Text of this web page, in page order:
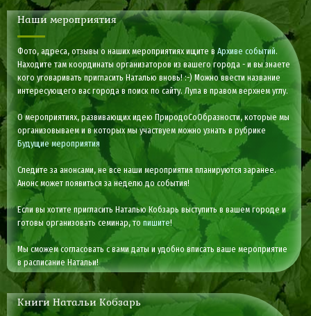
Наши мероприятия
Фото, адреса, отзывы о наших мероприятиях ищите вАрхиве событий.
Находите там координаты организаторов из вашего города - и вы знаете
кого уговаривать пригласить Наталью вновь! :-) Можно ввести название
интересующего вас города в поиск по сайту. Лупа в правом верхнем углу.
О мероприятиях, развивающих идею ПриродоСоОбразности, которые мы
организовываем и в которых мы участвуем можно узнать в рубрике
Будущие мероприятия
Следите за анонсами, не все наши мероприятия планируются заранее.
Анонс может появиться за неделю до события!
Если вы хотите пригласить Наталью Кобзарь выступить в вашем городе и
готовы организовать семинар, топишите!
Мы сможем согласовать с вами даты и удобно вписать ваше мероприятие
в расписание Натальи!
Книги Натальи Кобзарь